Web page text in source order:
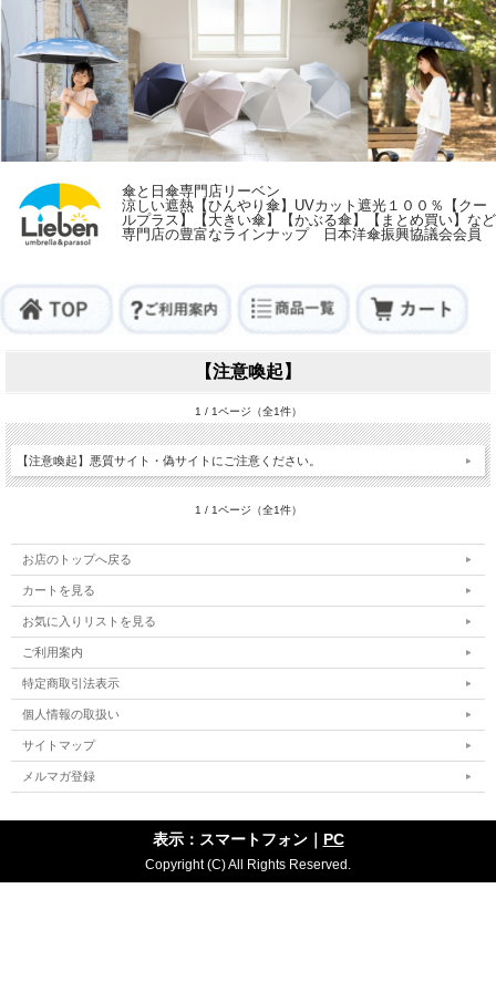
傘と日傘専門店リーベン
涼しい遮熱【ひんやり傘】UVカット遮光１００％【クー
ルプラス】【大きい傘】【かぶる傘】【まとめ買い】など
専門店の豊富なラインナップ 日本洋傘振興協議会会員
【注意喚起】
1 / 1ページ（全1件）
【注意喚起】悪質サイト・偽サイトにご注意ください。
1 / 1ページ（全1件）
お店のトップへ戻る
カートを見る
お気に入りリストを見る
ご利用案内
特定商取引法表示
個人情報の取扱い
サイトマップ
メルマガ登録
表示：スマートフォン｜ PC
Copyright (C) All Rights Reserved.